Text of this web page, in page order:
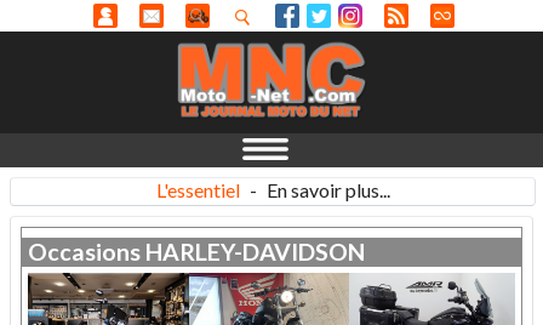
L'essentiel - En savoir plus...
Occasions HARLEY-DAVIDSON